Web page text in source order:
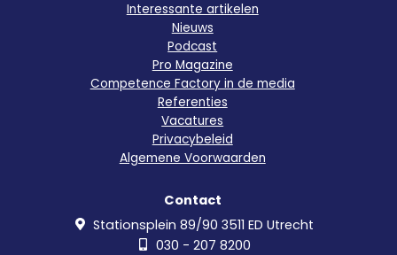
Interessante artikelen
Nieuws
Podcast
Pro Magazine
Competence Factory in de media
Referenties
Vacatures
Privacybeleid
Algemene Voorwaarden
Contact
Stationsplein 89/90 3511 ED Utrecht
030 - 207 8200